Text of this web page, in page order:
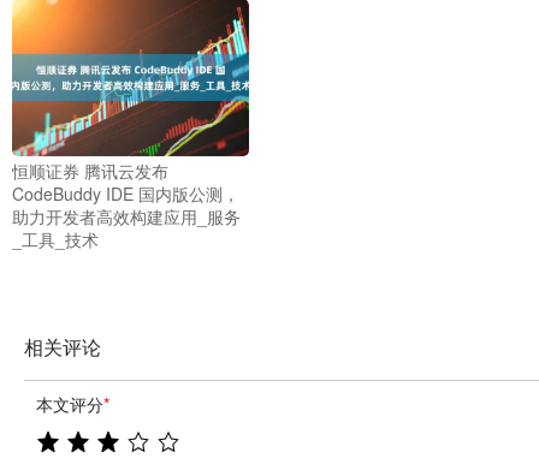
恒顺证券 腾讯云发布
CodeBuddy IDE 国内版公测，
助力开发者高效构建应用_服务
_工具_技术
相关评论
本文评分*